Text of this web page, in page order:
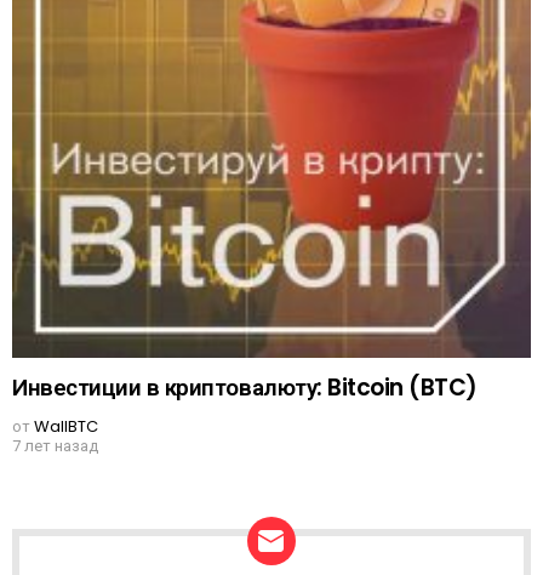
Инвестиции в криптовалюту: Bitcoin (BTC)
отWallBTC
7 лет назад